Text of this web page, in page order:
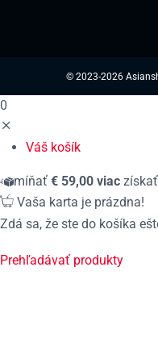
© 2023-2026
0
Váš košík
míňať € 59,00 viac získať
Vaša karta je prázdna!
Zdá sa, že ste do košíka
Prehľadávať produkty